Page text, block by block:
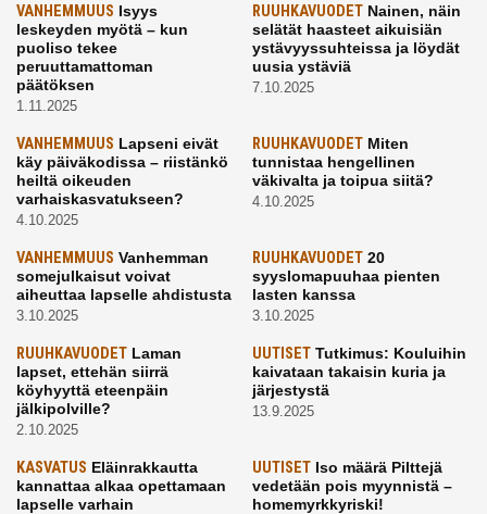
VANHEMMUUS Isyys
leskeyden myötä – kun
puoliso tekee
peruuttamattoman
päätöksen
1.11.2025
RUUHKAVUODETNainen, näin
selätät haasteet aikuisiän
ystävyyssuhteissa ja löydät
uusia ystäviä
7.10.2025
VANHEMMUUS Lapseni eivät
käy päiväkodissa – riistänkö
heiltä oikeuden
varhaiskasvatukseen?
4.10.2025
RUUHKAVUODETMiten
tunnistaa hengellinen
väkivalta ja toipua siitä?
4.10.2025
VANHEMMUUS Vanhemman
somejulkaisut voivat
aiheuttaa lapselle ahdistusta
3.10.2025
RUUHKAVUODET20
syyslomapuuhaa pienten
lasten kanssa
3.10.2025
RUUHKAVUODET Laman
lapset, ettehän siirrä
köyhyyttä eteenpäin
jälkipolville?
2.10.2025
UUTISETTutkimus: Kouluihin
kaivataan takaisin kuria ja
järjestystä
13.9.2025
KASVATUS Eläinrakkautta
kannattaa alkaa opettamaan
lapselle varhain
UUTISETIso määrä Pilttejä
vedetään pois myynnistä –
homemyrkkyriski!